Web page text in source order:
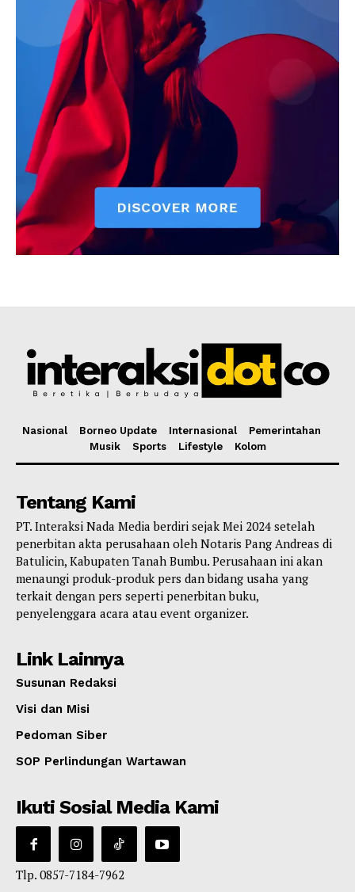
Nasional Borneo Update Internasional
Pemerintahan
Musik
Sports Lifestyle Kolom
Tentang Kami
PT. Interaksi Nada Media berdiri sejak Mei 2024 setelah
penerbitan akta perusahaan oleh Notaris Pang Andreas di
Batulicin, Kabupaten Tanah Bumbu. Perusahaan ini akan
menaungi produk-produk pers dan bidang usaha yang
terkait dengan pers seperti penerbitan buku,
penyelenggara acara atau event organizer.
Link Lainnya
Susunan Redaksi
Visi dan Misi
Pedoman Siber
SOP Perlindungan Wartawan
Ikuti Sosial Media Kami
Tlp. 0857-7184-7962